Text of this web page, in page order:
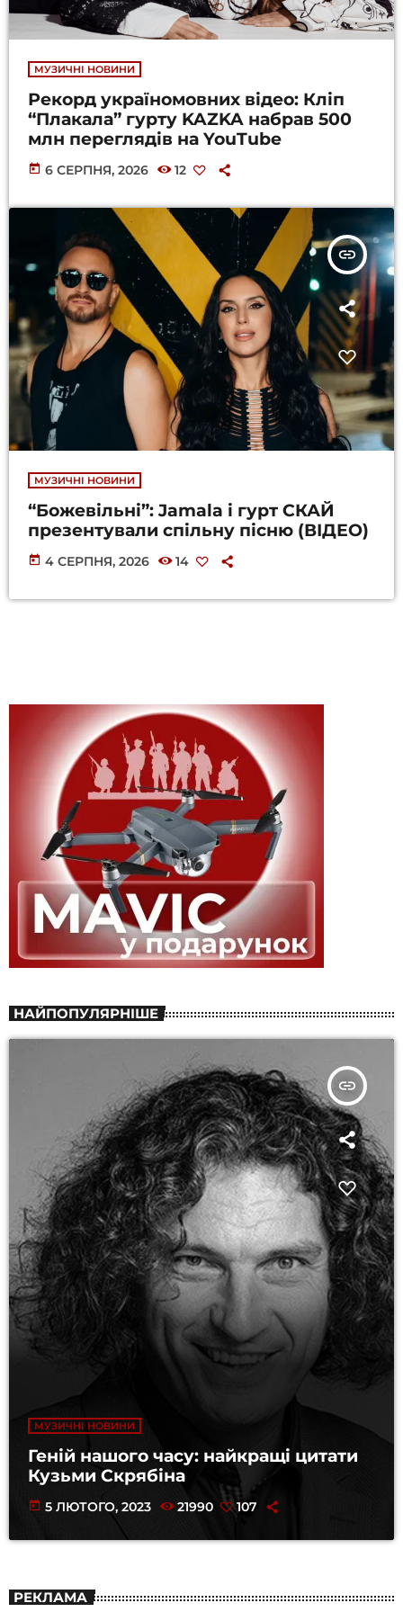
МУЗИЧНІ НОВИНИ
Рекорд україномовних відео: Кліп
“Плакала” гурту KAZKA набрав 500
млн переглядів на YouTube
today 6 СЕРПНЯ, 2026 12
insert_link
МУЗИЧНІ НОВИНИ
“Божевільні”: Jamala і гурт СКАЙ
презентували спільну пісню (ВІДЕО)
today 4 СЕРПНЯ, 2026 14
НАЙПОПУЛЯРНІШЕ
insert_link
МУЗИЧНІ НОВИНИ
Геній нашого часу: найкращі цитати
Кузьми Скрябіна
today 5 ЛЮТОГО, 2023 21990 107
РЕКЛАМА